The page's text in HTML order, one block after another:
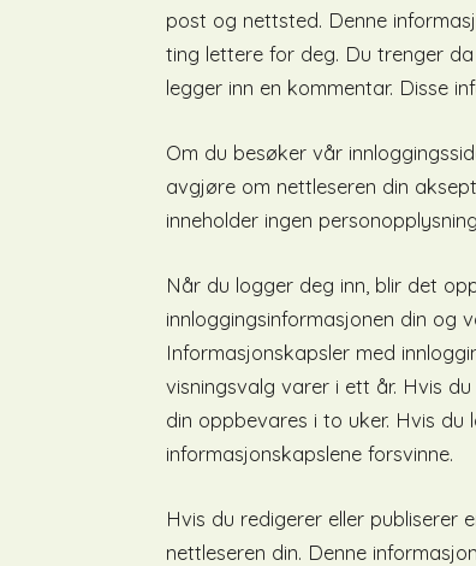
post og nettsted. Denne
ting lettere for deg. Du trenger
legger inn en kommentar. Disse
Om du besøker vår
avgjøre om nettleseren din
inneholder ingen
Når du logger deg inn, blir det
innloggingsinformasjonen din og
Informasjonskapsler med
visningsvalg varer i ett år. Hvis
din oppbevares i to uker. Hvis
informasjonskapslene forsvinne.
Hvis du redigerer eller publiserer
nettleseren din. Denne